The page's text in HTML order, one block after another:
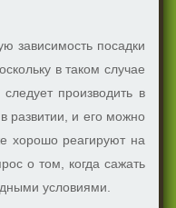
зависимость посадки
в таком случае
производить в
развитии, и его можно
хорошо реагируют на
о том, когда сажать
условиями.